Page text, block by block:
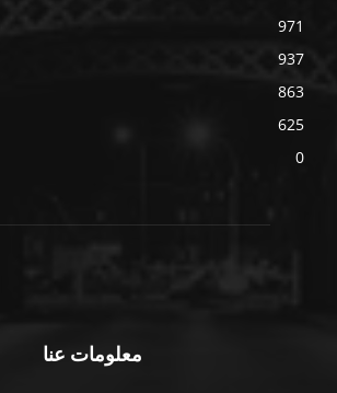
971
937
863
625
0
معلومات عنا